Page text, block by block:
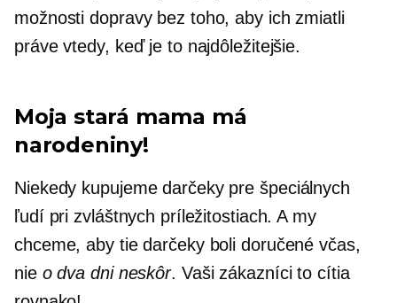
možnosti dopravy bez toho, aby ich zmiatli
práve vtedy, keď je to najdôležitejšie.
Moja stará mama má
narodeniny!
Niekedy kupujeme darčeky pre špeciálnych
ľudí pri zvláštnych príležitostiach. A my
chceme, aby tie darčeky boli doručené včas,
nie o dva dni neskôr. Vaši zákazníci to cítia